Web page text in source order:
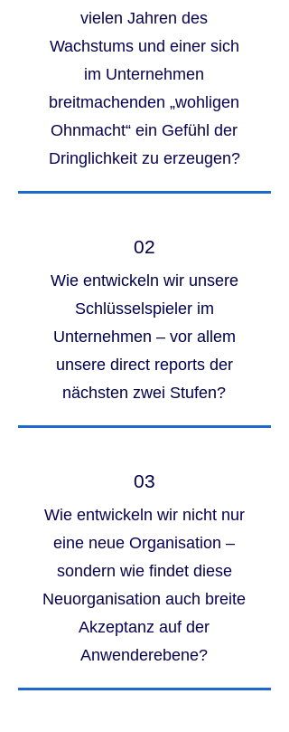
vielen Jahren des
Wachstums und einer sich
im Unternehmen
breitmachenden „wohligen
Ohnmacht“ ein Gefühl der
Dringlichkeit zu erzeugen?
02
Wie entwickeln wir unsere
Schlüsselspieler im
Unternehmen – vor allem
unsere direct reports der
nächsten zwei Stufen?
03
Wie entwickeln wir nicht nur
eine neue Organisation –
sondern wie findet diese
Neuorganisation auch breite
Akzeptanz auf der
Anwenderebene?